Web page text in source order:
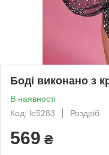
Боді виконано з
В наявності
Код: le5283
Роздріб
569 ₴